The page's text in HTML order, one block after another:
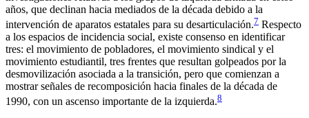
años, que declinan hacia mediados de la década debido a la
intervención de aparatos estatales para su desarticulación.7 Respecto
a los espacios de incidencia social, existe consenso en identificar
tres: el movimiento de pobladores, el movimiento sindical y el
movimiento estudiantil, tres frentes que resultan golpeados por la
desmovilización asociada a la transición, pero que comienzan a
mostrar señales de recomposición hacia finales de la década de
1990, con un ascenso importante de la izquierda.8